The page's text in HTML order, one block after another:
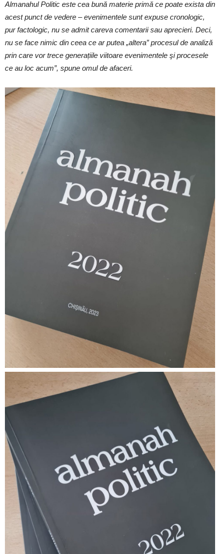
Almanahul Politic este cea bună materie primă ce poate exista din
acest punct de vedere – evenimentele sunt expuse cronologic,
pur factologic, nu se admit careva comentarii sau aprecieri. Deci,
nu se face nimic din ceea ce ar putea „altera” procesul de analiză
prin care vor trece generațiile viitoare evenimentele şi procesele
ce au loc acum”, spune omul de afaceri.